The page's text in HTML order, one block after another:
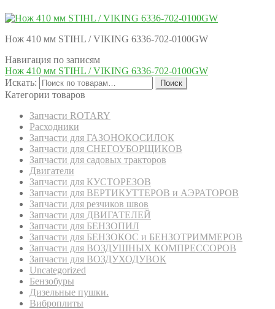
Нож 410 мм STIHL / VIKING 6336-702-0100GW
Навигация по записям
Нож 410 мм STIHL / VIKING 6336-702-0100GW
Искать:
Поиск
Категории товаров
Запчасти ROTARY
Расходники
Запчасти для ГАЗОНОКОСИЛОК
Запчасти для СНЕГОУБОРЩИКОВ
Запчасти для садовых тракторов
Двигатели
Запчасти для КУСТОРЕЗОВ
Запчасти для ВЕРТИКУТТЕРОВ и АЭРАТОРОВ
Запчасти для резчиков швов
Запчасти для ДВИГАТЕЛЕЙ
Запчасти для БЕНЗОПИЛ
Запчасти для БЕНЗОКОС и БЕНЗОТРИММЕРОВ
Запчасти для ВОЗДУШНЫХ КОМПРЕССОРОВ
Запчасти для ВОЗДУХОДУВОК
Uncategorized
Бензобуры
Дизельные пушки.
Виброплиты